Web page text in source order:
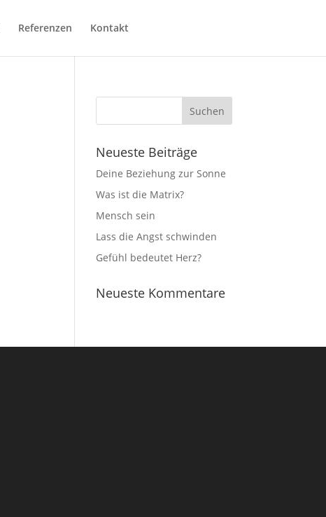
Referenzen Kontakt
Neueste Beiträge
Deine Beziehung zur Sonne
Was ist die Matrix?
Mensch sein
Lass die Angst schwinden
Gefühl bedeutet Herz?
Neueste Kommentare